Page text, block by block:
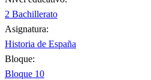
2 Bachillerato
Asignatura:
Historia de España
Bloque:
Bloque 10